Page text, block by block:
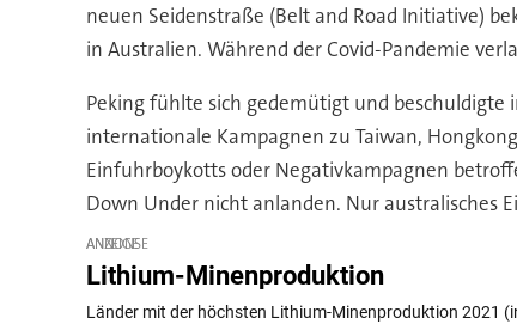
neuen Seidenstraße (Belt and Road Initiative)
in Australien. Während der Covid-Pandemie
Peking fühlte sich gedemütigt und beschuldigte
internationale Kampagnen zu Taiwan,
Einfuhrboykotts oder Negativkampagnen
Down Under nicht anlanden. Nur australisches
ANZEIGE